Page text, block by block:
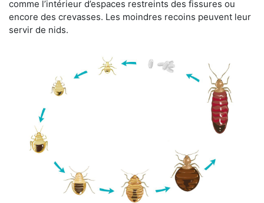
comme l’intérieur d’espaces restreints des fissures ou
encore des crevasses. Les moindres recoins peuvent leur
servir de nids.